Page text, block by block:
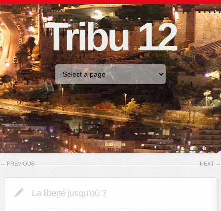
Tribu 12
Home
← PREVIOUS NEXT →
La liberté jusqu’où ?